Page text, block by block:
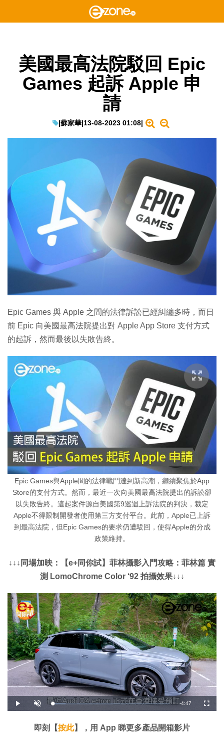
美國最高法院駁回 Epic
Games 起訴 Apple 申
請
|蘇家華|13-08-2023 01:08|
Epic Games 與 Apple 之間的法律訴訟已經糾纏多時，而日
前 Epic 向美國最高法院提出對 Apple App Store 支付方式
的起訴，然而最後以失敗告終。
Epic Games與Apple間的法律戰鬥達到新高潮，繼續聚焦於App
Store的支付方式。然而，最近一次向美國最高法院提出的訴訟卻
以失敗告終。這起案件源自美國第9巡迴上訴法院的判決，裁定
Apple不得限制開發者使用第三方支付平台。此前，Apple已上訴
到最高法院，但Epic Games的要求仍遭駁回，使得Apple的分成
政策維持。
↓↓↓同場加映：【e+同你試】菲林攝影入門攻略：菲林篇 實
測 LomoChrome Color ‘92 拍攝效果↓↓↓
播
放
開
啟
載
入
:
1
剩
時
-4:47
全
螢
即刻【按此】，用 App 睇更多產品開箱影片